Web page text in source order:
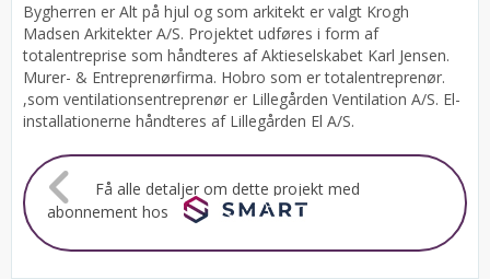
Bygherren er Alt på hjul og som arkitekt er valgt Krogh
Madsen Arkitekter A/S. Projektet udføres i form af
totalentreprise som håndteres af Aktieselskabet Karl Jensen.
Murer- & Entreprenørfirma. Hobro som er totalentreprenør.
,som ventilationsentreprenør er Lillegården Ventilation A/S. El-
installationerne håndteres af Lillegården El A/S.
Få alle detaljer om dette projekt med
abonnement hos